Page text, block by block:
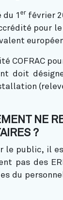
du 1er février
pour
COFRAC
doit
NE
?
le public, il
pas des
du